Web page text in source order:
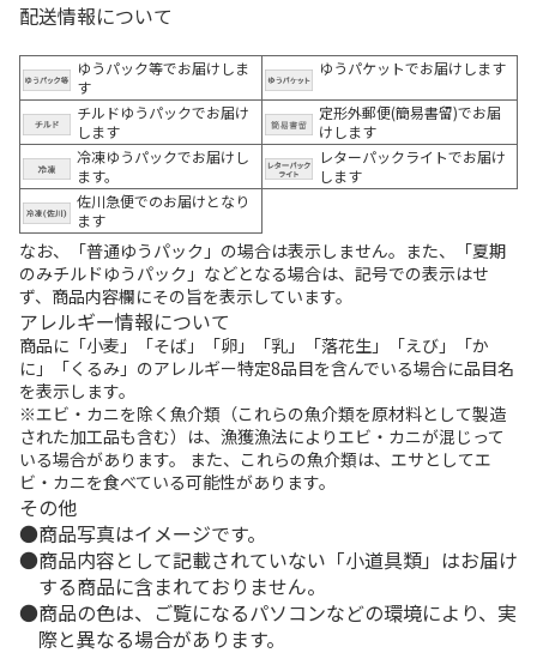
配送情報について
ゆうパック等でお届けしま
す
ゆうパケットでお届けします
チルドゆうパックでお届け
します
定形外郵便(簡易書留)でお届
けします
冷凍ゆうパックでお届けし
ます。
レターパックライトでお届け
します
佐川急便でのお届けとなり
ます
なお、「普通ゆうパック」の場合は表示しません。また、「夏期
のみチルドゆうパック」などとなる場合は、記号での表示はせ
ず、商品内容欄にその旨を表示しています。
アレルギー情報について
商品に「小麦」「そば」「卵」「乳」「落花生」「えび」「か
に」「くるみ」のアレルギー特定8品目を含んでいる場合に品目名
を表示します。
※エビ・カニを除く魚介類（これらの魚介類を原材料として製造
された加工品も含む）は、漁獲漁法によりエビ・カニが混じって
いる場合があります。 また、これらの魚介類は、エサとしてエ
ビ・カニを食べている可能性があります。
その他
商品写真はイメージです。
商品内容として記載されていない「小道具類」はお届け
する商品に含まれておりません。
商品の色は、ご覧になるパソコンなどの環境により、実
際と異なる場合があります。